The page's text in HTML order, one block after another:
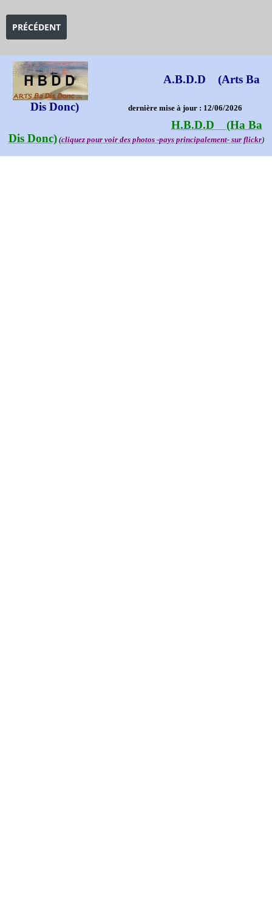
ARTICLE PRÉCÉDENT : EXPOSITION LES IMPRESSIONNISTES
PRÉCÉDENT
A.B.D.D (Arts Ba
Dis Donc) dernière mise à jour : 12/06/2026
H.B.D.D (Ha Ba
Dis Donc)(cliquez pour voir des photos -pays principalement- sur flickr)